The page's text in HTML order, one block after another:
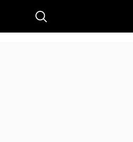
Buscar